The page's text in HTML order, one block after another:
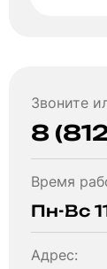
Звоните
8
Время
Пн-Вс
Адрес: